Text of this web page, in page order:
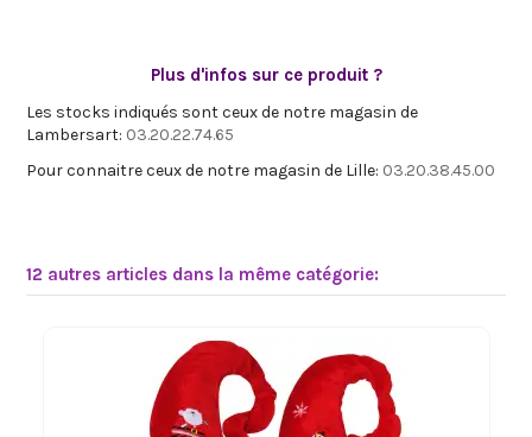
Plus d'infos sur ce produit ?
Les stocks indiqués sont ceux de notre magasin de
Lambersart: 03.20.22.74.65
Pour connaitre ceux de notre magasin de Lille: 03.20.38.45.00
12 autres articles dans la même catégorie: